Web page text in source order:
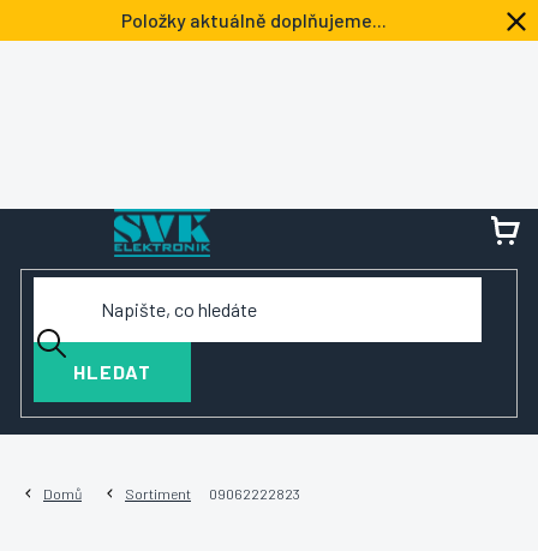
na
Položky aktuálně doplňujeme...
HLEDAT
Domů Sortiment 09062222823